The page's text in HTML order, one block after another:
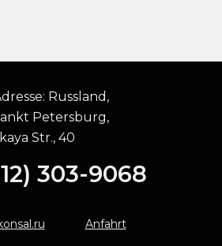
Russland,
Petersburg,
Str., 40
303-9068
Anfahrt